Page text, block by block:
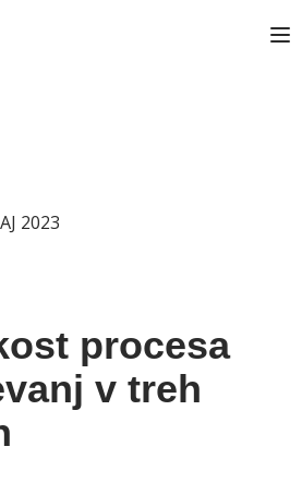
2023
procesa
v treh